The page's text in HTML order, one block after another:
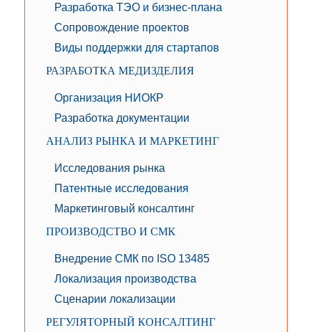
Разработка ТЭО и бизнес-плана
Сопровождение проектов
Виды поддержки для стартапов
РАЗРАБОТКА МЕДИЗДЕЛИЯ
Организация НИОКР
Разработка документации
АНАЛИЗ РЫНКА И МАРКЕТИНГ
Исследования рынка
Патентные исследования
Маркетинговый консалтинг
ПРОИЗВОДСТВО И СМК
Внедрение СМК по ISO 13485
Локализация производства
Сценарии локализации
РЕГУЛЯТОРНЫЙ КОНСАЛТИНГ